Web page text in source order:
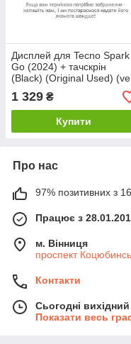
Дисплей для Tecno Spark
Go (2024) + тачскрін
(Black) (Original Used)
DPT)
1 329 ₴
Купити
Про нас
97% позитивних з
Працює з
м. Вінниця
проспект
Контакти
Сьогодні вихідний
Показати весь